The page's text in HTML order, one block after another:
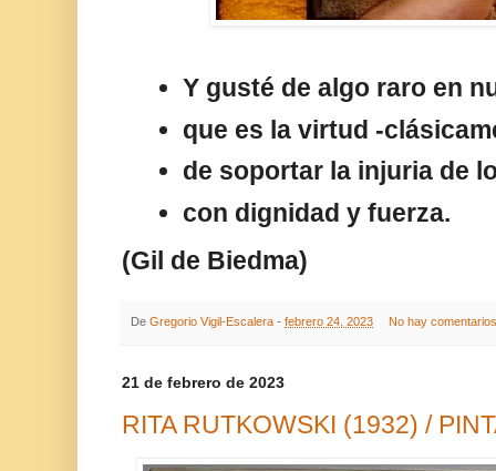
Y gusté de algo raro en
que es la virtud -
de soportar la injuria de
con dignidad y fuerza.
(Gil de Biedma)
De Gregorio Vigil-Escalera - febrero 24, 2023 No hay
21 de febrero de 2023
RITA RUTKOWSKI (1932) /